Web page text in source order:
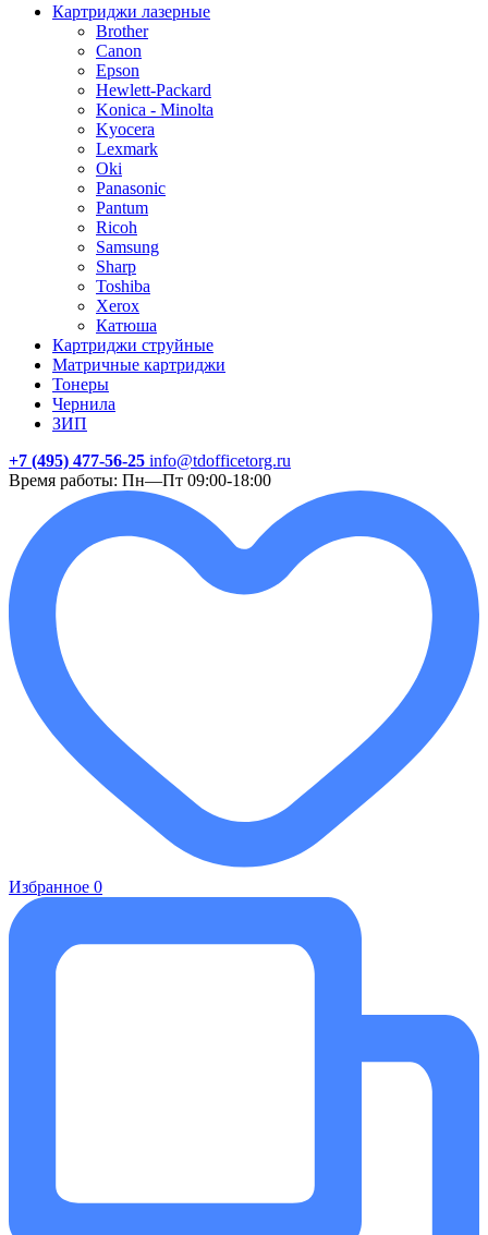
Картриджи лазерные
Brother
Canon
Epson
Hewlett-Packard
Konica - Minolta
Kyocera
Lexmark
Oki
Panasonic
Pantum
Ricoh
Samsung
Sharp
Toshiba
Xerox
Катюша
Картриджи струйные
Матричные картриджи
Тонеры
Чернила
ЗИП
+7 (495) 477-56-25 info@tdofficetorg.ru
Время работы: Пн—Пт 09:00-18:00
Избранное 0